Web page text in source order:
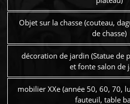
Objet sur la chasse (couteau,
de chasse)
décoration de jardin (Statue de
et fonte salon de
mobilier XXe (année 50, 60, 70,
fauteuil, table